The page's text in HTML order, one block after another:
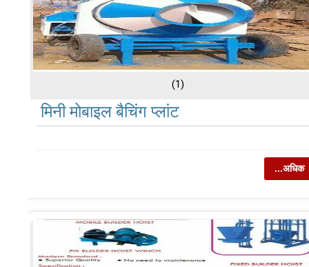
(1)
मिनी मोबाइल बैचिंग प्लांट
...अधिक